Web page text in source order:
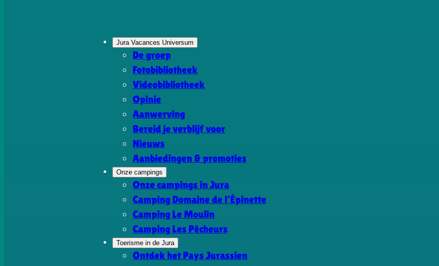
Jura Vacances Universum
De groep
Fotobibliotheek
Videobibliotheek
Opinie
Aanwerving
Bereid je verblijf voor
Nieuws
Aanbiedingen & promoties
Onze campings
Onze campings in Jura
Camping Domaine de l’Épinette
Camping Le Moulin
Camping Les Pêcheurs
Toerisme in de Jura
Ontdek het Pays Jurassien